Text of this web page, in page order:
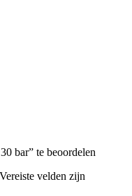
bar” te beoordelen
Vereiste velden zijn